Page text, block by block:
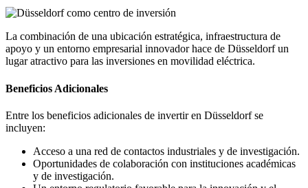
La combinación de una ubicación estratégica, infraestructura de
apoyo y un entorno empresarial innovador hace de Düsseldorf un
lugar atractivo para las inversiones en movilidad eléctrica.
Beneficios Adicionales
Entre los beneficios adicionales de invertir en Düsseldorf se
incluyen:
Acceso a una red de contactos industriales y de investigación.
Oportunidades de colaboración con instituciones académicas
y de investigación.